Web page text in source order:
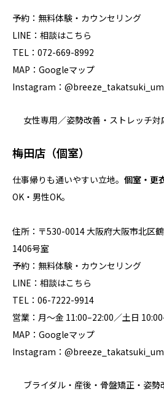
予約： 無料体験・カウンセリング
LINE： 相談はこちら
TEL： 072-669-8992
MAP： Googleマップ
Instagram：
女性専用／姿勢改善・ストレッチ対
梅田店（個室）
仕事帰りも通いやすい立地。 個室・更
OK・男性OK。
住所：〒530-0014 大阪府大阪市北区
1406号室
予約： 無料体験・カウンセリング
LINE： 相談はこちら
TEL： 06-7222-9914
営業：月～金 11:00–22:00／土日
MAP： Googleマップ
Instagram：
ブライダル・産後・骨盤矯正・姿勢